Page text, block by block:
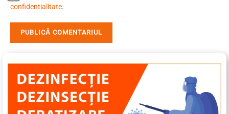
confidentialitate.